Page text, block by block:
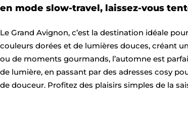
en mode slow-travel, laissez-vous
Le Grand Avignon, c’est la destination idéale
couleurs dorées et de lumières douces, créant
ou de moments gourmands, l’automne est
de lumière, en passant par des adresses cosy
de douceur. Profitez des plaisirs simples de la